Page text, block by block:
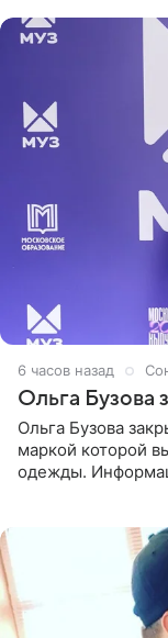
6 часов назад
Ольга Бузова
Ольга Бузова
маркой которой
одежды.